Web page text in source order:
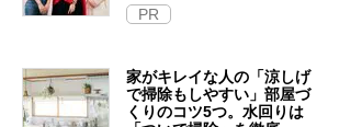
PR
家がキレイな人の「涼しげ
で掃除もしやすい」部屋づ
くりのコツ5つ。水回りは